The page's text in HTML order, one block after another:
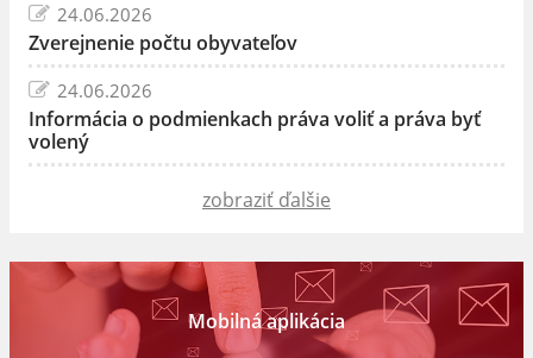
24.06.2026
Zverejnenie počtu obyvateľov
24.06.2026
Informácia o podmienkach práva voliť a práva byť
volený
zobraziť ďalšie
Mobilná aplikácia